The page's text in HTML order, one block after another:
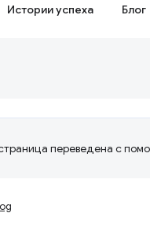
Истории успеха Блог
переведена с